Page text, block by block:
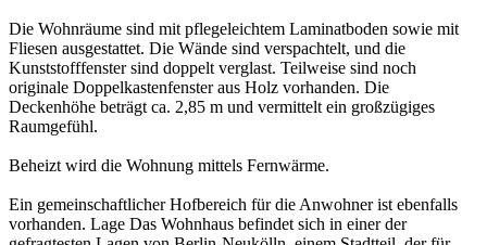
Die Wohnräume sind mit pflegeleichtem Laminatboden sowie mit
Fliesen ausgestattet. Die Wände sind verspachtelt, und die
Kunststofffenster sind doppelt verglast. Teilweise sind noch
originale Doppelkastenfenster aus Holz vorhanden. Die
Deckenhöhe beträgt ca. 2,85 m und vermittelt ein großzügiges
Raumgefühl.
Beheizt wird die Wohnung mittels Fernwärme.
Ein gemeinschaftlicher Hofbereich für die Anwohner ist ebenfalls
vorhanden. Lage Das Wohnhaus befindet sich in einer der